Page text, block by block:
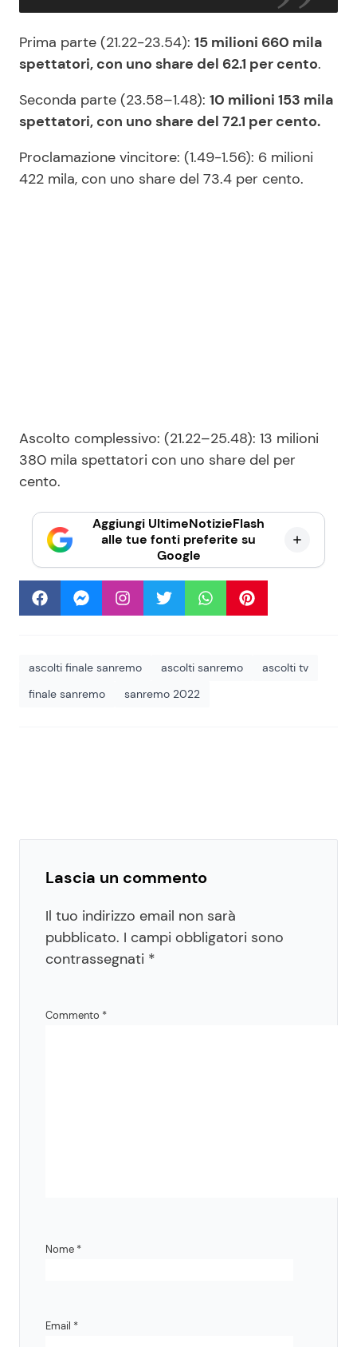
Prima parte (21.22-23.54): 15 milioni 660 mila
spettatori, con uno share del 62.1 per cento.
Seconda parte (23.58–1.48): 10 milioni 153 mila
spettatori, con uno share del 72.1 per cento.
Proclamazione vincitore: (1.49-1.56): 6 milioni
422 mila, con uno share del 73.4 per cento.
Ascolto complessivo: (21.22–25.48): 13 milioni
380 mila spettatori con uno share del per
cento.
Aggiungi UltimeNotizieFlash
alle tue fonti preferite su
Google
ascolti finale sanremo ascolti sanremo
ascolti tv
finale sanremo
sanremo 2022
Lascia un commento
Il tuo indirizzo email non sarà
pubblicato. I campi obbligatori sono
contrassegnati *
Commento *
Nome *
Email *